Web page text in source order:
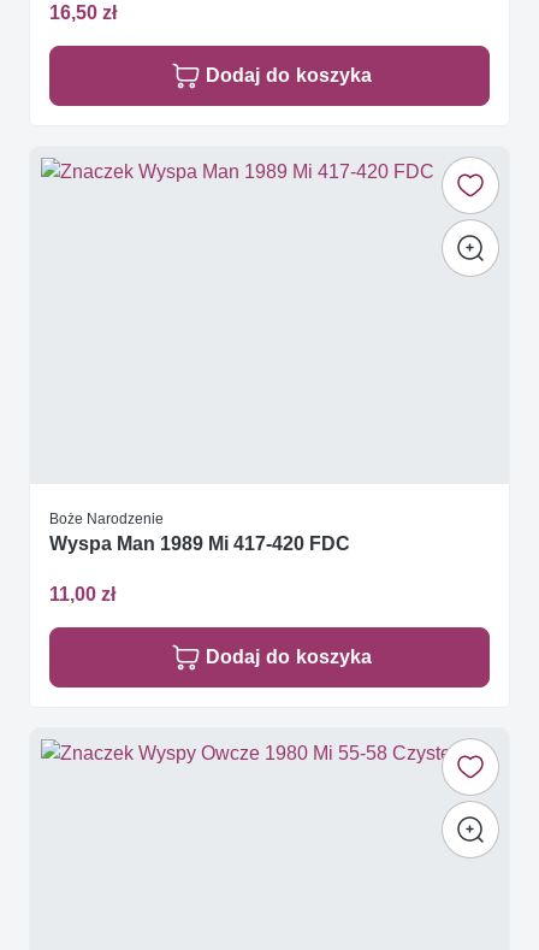
16,50 zł
Dodaj do koszyka
Boże Narodzenie
Wyspa Man 1989 Mi 417-420 FDC
11,00 zł
Dodaj do koszyka